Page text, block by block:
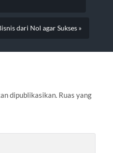
dari Nol agar Sukses »
dipublikasikan. Ruas yang